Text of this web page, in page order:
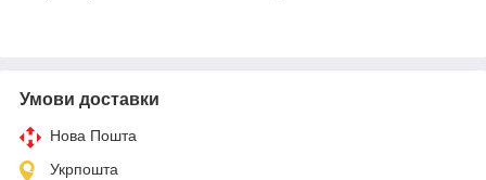
Умови доставки
Нова Пошта
Укрпошта